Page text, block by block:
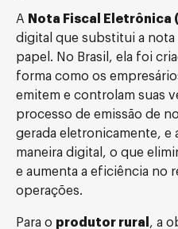
A Nota Fiscal Eletrônica
digital que substitui a
papel. No Brasil, ela foi
forma como os
emitem e controlam suas
processo de emissão de
gerada eletronicamente, e
maneira digital, o que
e aumenta a eficiência no
operações.
Para o produtor rural , a